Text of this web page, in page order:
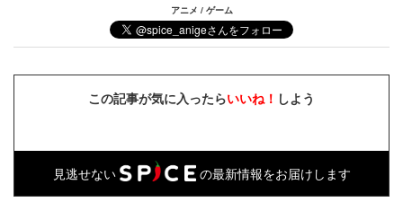
アニメ / ゲーム
この記事が気に入ったらいいね！ しよう
見逃せない の最新情報をお届けします